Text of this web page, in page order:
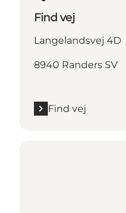
Find vej
Langelandsvej 4D
8940 Randers SV
Find vej